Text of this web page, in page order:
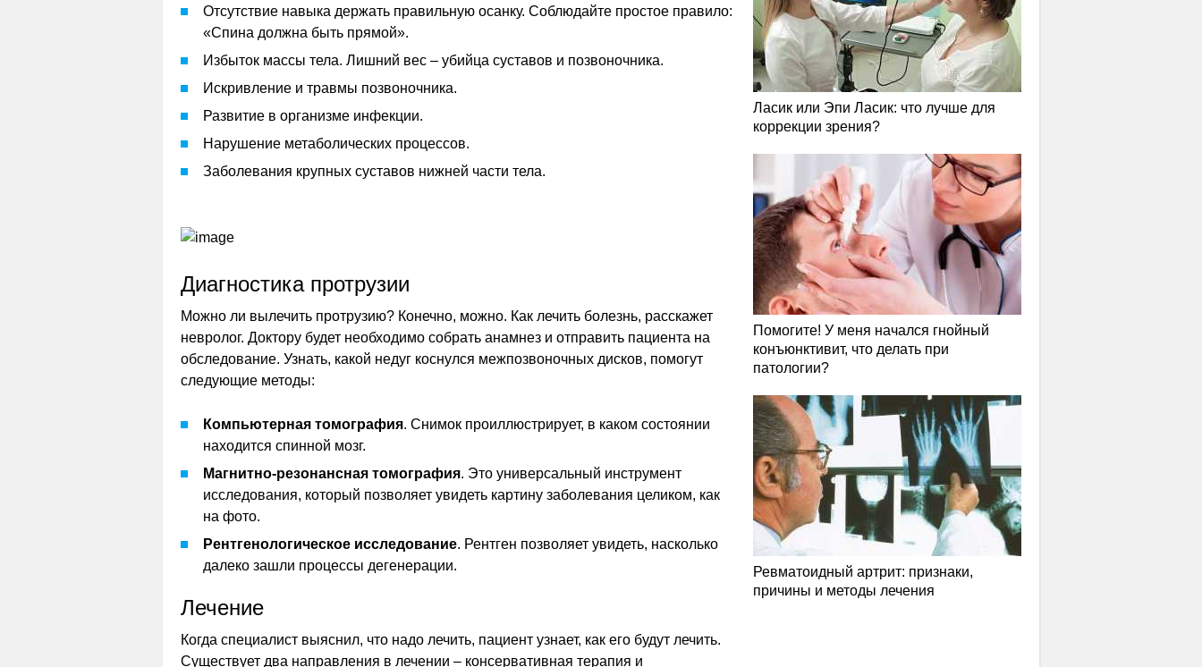
Отсутствие навыка держать правильную осанку. Соблюдайте простое правило:
«Спина должна быть прямой».
Избыток массы тела. Лишний вес – убийца суставов и позвоночника.
Искривление и травмы позвоночника.
Развитие в организме инфекции.
Нарушение метаболических процессов.
Заболевания крупных суставов нижней части тела.
Диагностика протрузии
Можно ли вылечить протрузию? Конечно, можно. Как лечить болезнь, расскажет
невролог. Доктору будет необходимо собрать анамнез и отправить пациента на
обследование. Узнать, какой недуг коснулся межпозвоночных дисков, помогут
следующие методы:
Компьютерная томография. Снимок проиллюстрирует, в каком состоянии
находится спинной мозг.
Магнитно-резонансная томография. Это универсальный инструмент
исследования, который позволяет увидеть картину заболевания целиком, как
на фото.
Рентгенологическое исследование. Рентген позволяет увидеть, насколько
далеко зашли процессы дегенерации.
Лечение
Когда специалист выяснил, что надо лечить, пациент узнает, как его будут лечить.
Существует два направления в лечении – консервативная терапия и
Ласик или Эпи Ласик: что лучше для
коррекции зрения?
Помогите! У меня начался гнойный
конъюнктивит, что делать при
патологии?
Ревматоидный артрит: признаки,
причины и методы лечения